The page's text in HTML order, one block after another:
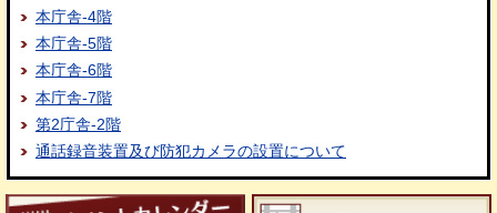
本庁舎-4階
本庁舎-5階
本庁舎-6階
本庁舎-7階
第2庁舎-2階
通話録音装置及び防犯カメラの設置について